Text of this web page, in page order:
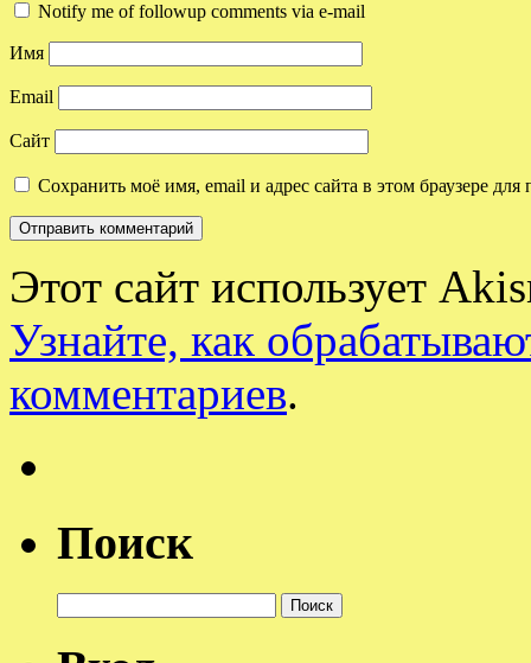
Notify me of followup comments via e-mail
Имя
Email
Сайт
Сохранить моё имя, email и адрес сайта в этом браузере
Этот сайт использует
Узнайте, как
комментариев.
Поиск